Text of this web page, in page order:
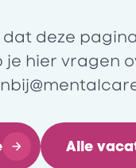
dat deze
je hier vragen
Alle